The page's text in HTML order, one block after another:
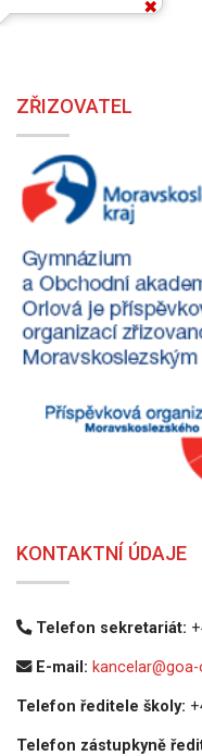
ZŘIZOVATEL
KONTAKTNÍ ÚDAJE
Telefon sekretariát:
E-mail:
Telefon ředitele školy:
Telefon zástupkyně